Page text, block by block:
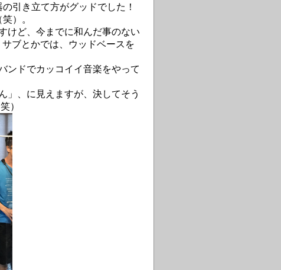
引き立て方がグッドでした！
）。
けど、今までに和んだ事のない
ブとかでは、ウッドベースを
ンドでカッコイイ音楽をやって
、に見えますが、決してそう
）